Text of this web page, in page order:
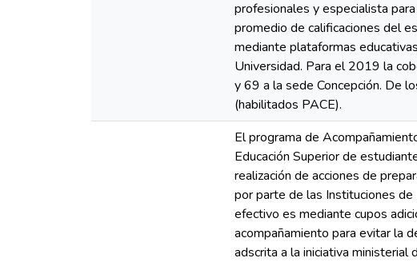
profesionales y especialista
promedio de calificaciones del
mediante plataformas
Universidad. Para el 2019 la
y 69 a la sede Concepción. De
(habilitados PACE).
El programa de
Educación Superior de
realización de acciones de
por parte de las Instituciones
efectivo es mediante cupos
acompañamiento para evitar la
adscrita a la iniciativa